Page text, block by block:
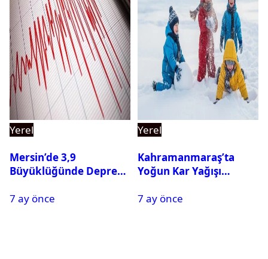
Yerel
Mersin’de 3,9
Büyüklüğünde Deprem
7 ay önce
Yerel
Kahramanmaraş’ta
Yoğun Kar Yağışı
Tatil
7 ay önce